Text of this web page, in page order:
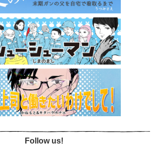
Follow us!